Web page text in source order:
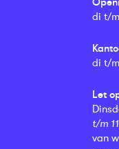
di t/
di t/
Let
t/m
van